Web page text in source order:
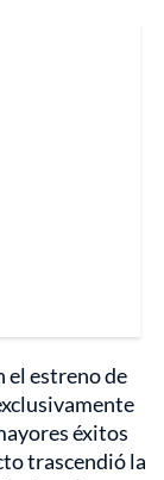
el estreno de
éxitos
trascendió la